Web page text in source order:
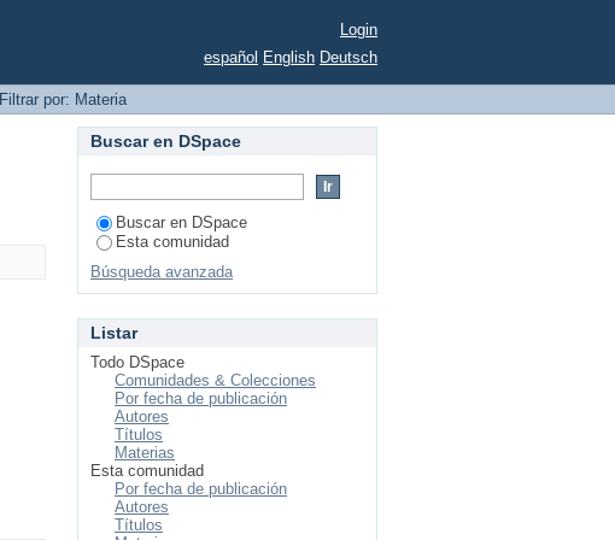
Login
español English Deutsch
Filtrar por: Materia
Buscar en DSpace
Buscar en DSpace
Esta comunidad
Búsqueda avanzada
Listar
Todo DSpace
Comunidades & Colecciones
Por fecha de publicación
Autores
Títulos
Materias
Esta comunidad
Por fecha de publicación
Autores
Títulos